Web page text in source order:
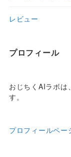
レビュー
プロフィール
おじちくAIラボは
す。
プロフィールペー